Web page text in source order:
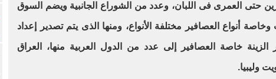
حتى العمرى فى اللبان، وعدد من الشوراع الجانبية ويضم السوق
أنواع العصافير مختلفة الأنواع، ومنها الذى يتم تصدير إعداد
خاصة العصافير إلى عدد من الدول العربية منها، العراق
وليبيا.